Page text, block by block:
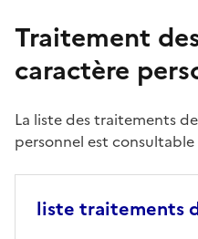
Traitement
caractère
La liste des traitements
personnel est consultable
liste traitements